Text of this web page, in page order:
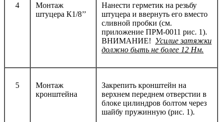
4
Монтаж
штуцера К1/8’’
Нанести герметик на резьбу
штуцера и ввернуть его вместо
сливной пробки (см.
приложение ПРМ-0011 рис. 1).
ВНИМАНИЕ! Усилие затяжки
должно быть не более 12 Нм.
5
Монтаж
кронштейна
Закрепить кронштейн на
верхнем переднем отверстии в
блоке цилиндров болтом через
шайбу пружинную (рис. 1).